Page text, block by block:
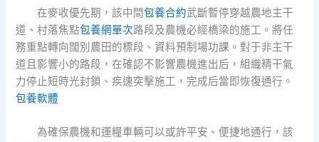
在麥收優先期，該中間包養合約武斷暫停穿越農地主干
道、村落焦點包養網單次路段及農機必經橋梁的施工。將任
務重點轉向闊別農田的標段、資料預制場功課。對于非主干
道且影響小的路段，在確認不影響農機進出后，組織精干氣
力停止短時光封鎖、疾速突擊施工，完成后當即恢復通行。
包養軟體
為確保農機和運糧車輛可以或許平安、便捷地通行，該